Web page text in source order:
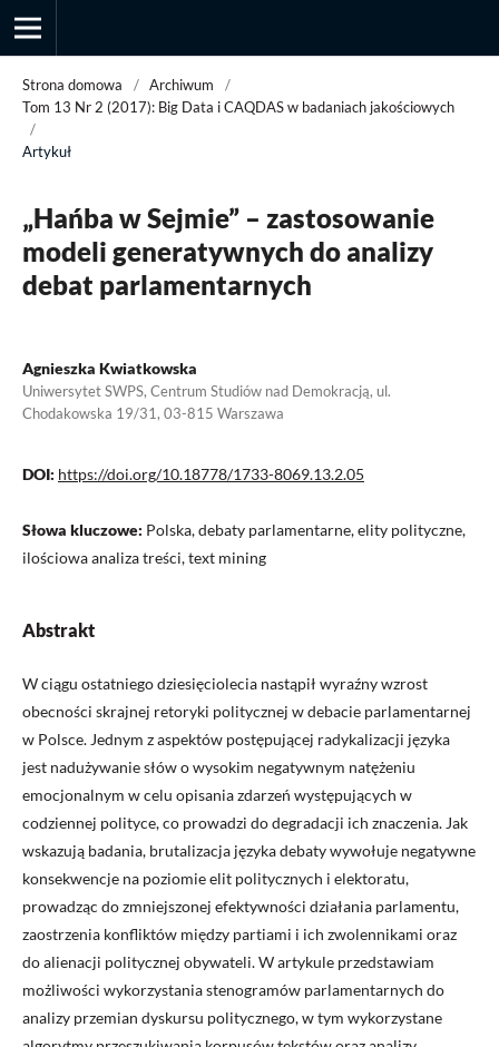
Strona domowa / Archiwum
/
Tom 13 Nr 2 (2017): Big Data i CAQDAS w badaniach jakościowych
/
Artykuł
„Hańba w Sejmie” – zastosowanie
modeli generatywnych do analizy
debat parlamentarnych
Agnieszka Kwiatkowska
Uniwersytet SWPS, Centrum Studiów nad Demokracją, ul.
Chodakowska 19/31, 03-815 Warszawa
DOI: https://doi.org/10.18778/1733-8069.13.2.05
Słowa kluczowe: Polska, debaty parlamentarne, elity polityczne,
ilościowa analiza treści, text mining
Abstrakt
W ciągu ostatniego dziesięciolecia nastąpił wyraźny wzrost
obecności skrajnej retoryki politycznej w debacie parlamentarnej
w Polsce. Jednym z aspektów postępującej radykalizacji języka
jest nadużywanie słów o wysokim negatywnym natężeniu
emocjonalnym w celu opisania zdarzeń występujących w
codziennej polityce, co prowadzi do degradacji ich znaczenia. Jak
wskazują badania, brutalizacja języka debaty wywołuje negatywne
konsekwencje na poziomie elit politycznych i elektoratu,
prowadząc do zmniejszonej efektywności działania parlamentu,
zaostrzenia konfliktów między partiami i ich zwolennikami oraz
do alienacji politycznej obywateli. W artykule przedstawiam
możliwości wykorzystania stenogramów parlamentarnych do
analizy przemian dyskursu politycznego, w tym wykorzystane